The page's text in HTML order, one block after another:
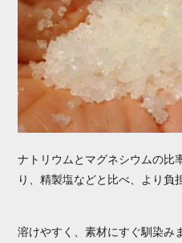
ナトリウムとマグネシウムの比
り、精製塩などと比べ、より負
溶けやすく、素材にすぐ馴染み